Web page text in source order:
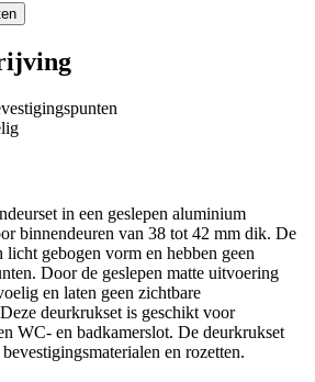
in een geslepen aluminium
binnendeuren van 38 tot 42 mm dik. De
licht gebogen vorm en hebben geen
Door de geslepen matte uitvoering
en laten geen zichtbare
deurkrukset is geschikt voor
WC- en badkamerslot. De deurkrukset
en rozetten.